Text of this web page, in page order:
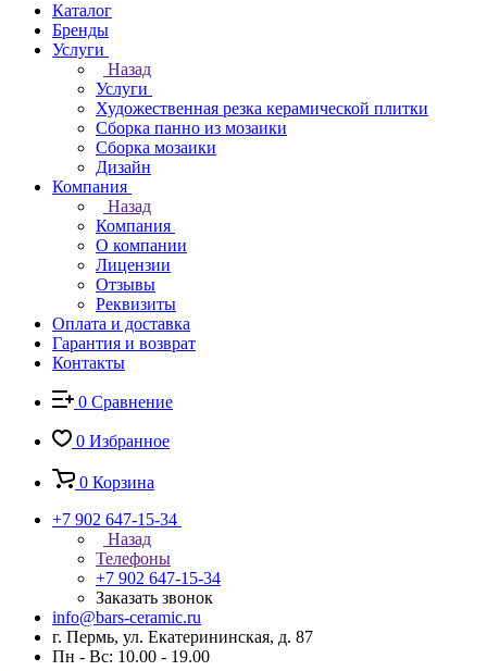
Каталог
Бренды
Услуги
Назад
Услуги
Художественная резка керамической плитки
Сборка панно из мозаики
Сборка мозаики
Дизайн
Компания
Назад
Компания
О компании
Лицензии
Отзывы
Реквизиты
Оплата и доставка
Гарантия и возврат
Контакты
0 Сравнение
0 Избранное
0 Корзина
+7 902 647-15-34
Назад
Телефоны
+7 902 647-15-34
Заказать звонок
info@bars-ceramic.ru
г. Пермь, ул. Екатерининская, д. 87
Пн - Вс: 10.00 - 19.00